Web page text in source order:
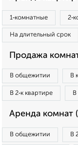
1‑комнатные
На длительный срок
Продажа
В общежитии В
В 2‑к квартире В
Аренда комнат
В общежитии В